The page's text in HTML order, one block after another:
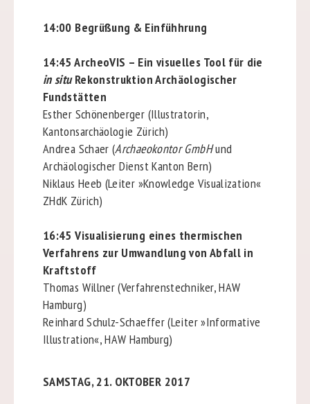
14:00 Begrüßung & Einfühhrung
14:45 ArcheoVIS – Ein visuelles Tool für die
in situRekonstruktion Archäologischer
Fundstätten
Esther Schönenberger (Illustratorin,
Kantonsarchäologie Zürich)
Andrea Schaer (Archaeokontor GmbHund
Archäologischer Dienst Kanton Bern)
Niklaus Heeb (Leiter »Knowledge Visualization«
ZHdK Zürich)
16:45 Visualisierung eines thermischen
Verfahrens zur Umwandlung von Abfall in
Kraftstoff
Thomas Willner (Verfahrenstechniker, HAW
Hamburg)
Reinhard Schulz-Schaeffer (Leiter »Informative
Illustration«, HAW Hamburg)
SAMSTAG, 21. OKTOBER 2017